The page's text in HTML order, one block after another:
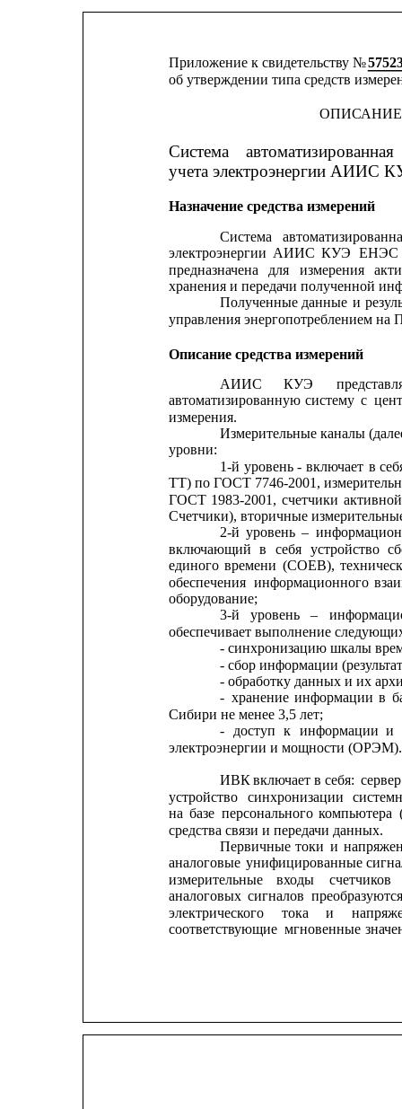
Приложение к свидетельству №
об утверждении типа средств
ОПИСАНИЕ
Система
автоматизированная
учета электроэнергии
Назначение средства измерений
Система
электроэнергии АИИС КУЭ ЕНЭС
предназначена
для измерения
хранения и передачи полученной
Полученные данные и
управления энергопотреблением
Описание средства измерений
АИИС
КУЭ
автоматизированную систему с
измерения.
Измерительные каналы
уровни:
1-й уровень - включает в
ТТ) по ГОСТ 7746-2001,
ГОСТ 1983-2001, счетчики активной
Счетчики), вторичные
2-й уровень –
включающий в себя устройство
единого времени (СОЕВ),
обеспечения информационного
оборудование;
3-й
уровень –
обеспечивает выполнение
- синхронизацию шкалы
- сбор информации
- обработку данных и их
- хранение информации в
Сибири не менее 3,5 лет;
-
доступ к информации и
электроэнергии и мощности (ОРЭМ).
ИВК включает в себя:
устройство
синхронизации
на базе персонального компьютера
средства связи и передачи данных.
Первичные токи и
аналоговые унифицированные
измерительные
входы
счетчиков
аналоговых сигналов преобразуются
электрического
тока и
соответствующие мгновенные